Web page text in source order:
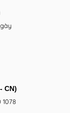
CN)
1078